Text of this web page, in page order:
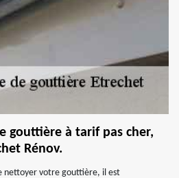
gouttière à tarif pas cher,
Rénov.
nettoyer votre gouttière, il est